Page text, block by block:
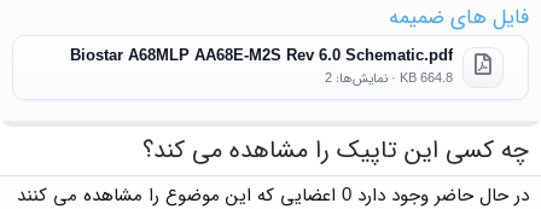
فایل های ضمیمه
Biostar A68MLP AA68E-M2S Rev 6.0 Schematic.pdf
664.8 KB · نمایش‌ها: 2
چه کسی این تاپیک را مشاهده می کند؟
در حال حاضر وجود دارد 0 اعضایی که این موضوع را مشاهده می کنند